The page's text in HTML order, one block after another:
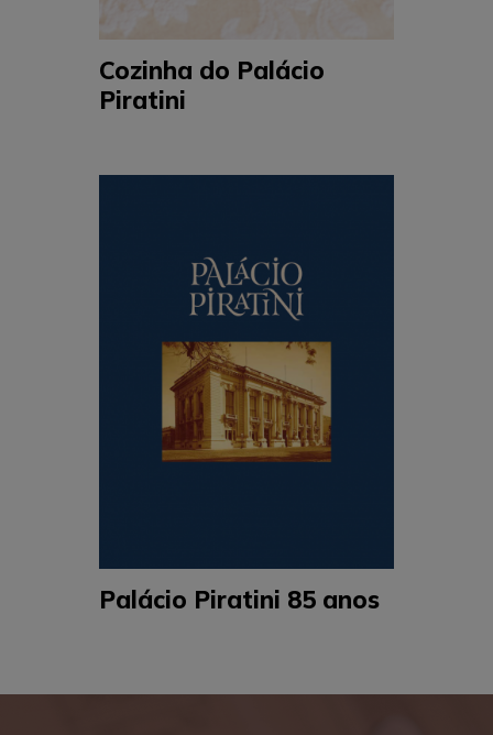
Cozinha do Palácio
Piratini
Palácio Piratini 85 anos